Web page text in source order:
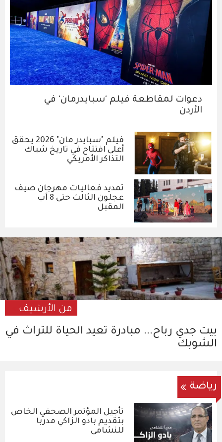
دعوات لمقاطعة فيلم 'سبايدرمان' في
الأردن
فيلم "سبايدر مان" 2026 يحقق
أعلى افتتاح في تاريخ شباك
التذاكر الأمريكي
تمديد فعاليات مهرجان صيف
عجلون الثالث حتى 8 آب
المقبل
من الأرشيف
بيت جدي رباح... مبادرة تعيد الحياة للتراث في
الشوبك
رياضة
تأجيل المؤتمر الصحفي الخاص
بتقديم بادو الزاكي مدربا
للنشامى